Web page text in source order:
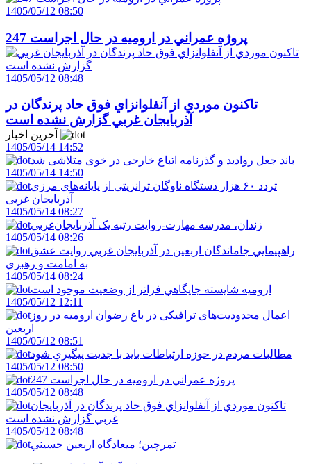
1405/05/12 08:50
247 پروژه عمراني در اروميه در حال اجراست
1405/05/12 08:48
تاکنون موردي از آنفلوانزاي فوق حاد پرندگان در
آذربايجان غربي گزارش نشده است
1405/05/14 14:52
باند جعل روادید و گذرنامه اتباع خارجی در خوی متلاشی شد
1405/05/14 14:50
تردد ۶۰ هزار دستگاه ناوگان ترانزیتی از پایانه‌های مرزی
آذربایجان ‌غربی
1405/05/14 08:27
زندان، مدرسه مهارت-روايت رتبه يک آذربايجان‌غربي
1405/05/14 08:26
راهپيمايي جاماندگان اربعين در آذربايجان غربي روايت عشق
به امامت و رهبري
1405/05/14 08:24
اروميه شايسته جايگاهي فراتر از وضعيت موجود است
1405/05/12 12:11
اعمال محدودیت‌های ترافیکی در باغ رضوان ارومیه در روز
اربعین
1405/05/12 08:51
مطالبات مردم در حوزه ارتباطات بايد با جديت پيگيري شود
1405/05/12 08:50
247 پروژه عمراني در اروميه در حال اجراست
1405/05/12 08:48
تاکنون موردي از آنفلوانزاي فوق حاد پرندگان در آذربايجان
غربي گزارش نشده است
1405/05/12 08:48
تمرچين؛ ميعادگاه اربعين حسيني